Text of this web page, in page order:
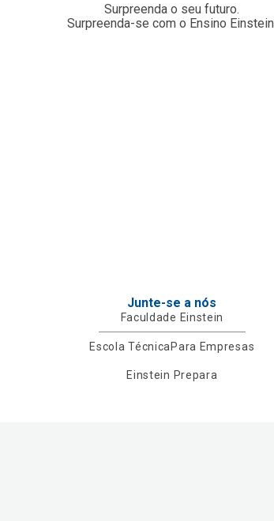
Surpreenda o seu futuro.
Surpreenda-se com o Ensino
Junte-se a nós
Faculdade Einstein
Escola Técnica Para Empresas
Einstein Prepara